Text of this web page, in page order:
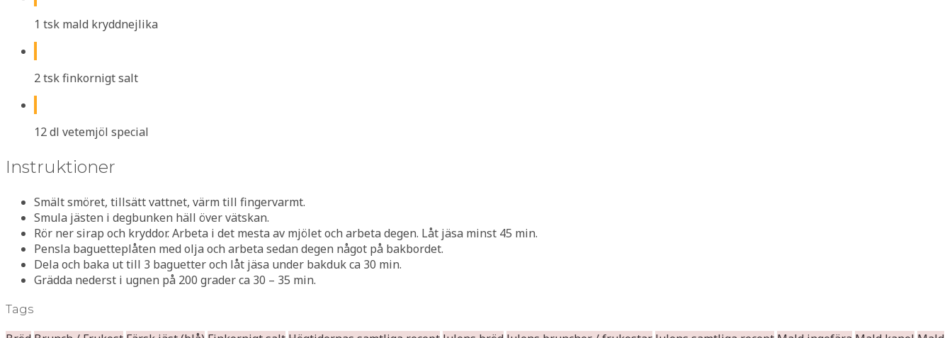
1 tsk mald kryddnejlika
2 tsk finkornigt salt
12 dl vetemjöl special
Instruktioner
Smält smöret, tillsätt vattnet, värm till fingervarmt.
Smula jästen i degbunken häll över vätskan.
Rör ner sirap och kryddor. Arbeta i det mesta av mjölet och arbeta degen. Låt jäsa minst 45 min.
Pensla baguetteplåten med olja och arbeta sedan degen något på bakbordet.
Dela och baka ut till 3 baguetter och låt jäsa under bakduk ca 30 min.
Grädda nederst i ugnen på 200 grader ca 30 – 35 min.
Tags